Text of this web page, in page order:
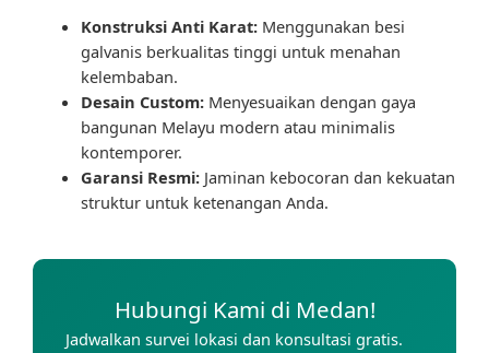
Konstruksi Anti Karat:Menggunakan besi
galvanis berkualitas tinggi untuk menahan
kelembaban.
Desain Custom:Menyesuaikan dengan gaya
bangunan Melayu modern atau minimalis
kontemporer.
Garansi Resmi:Jaminan kebocoran dan kekuatan
struktur untuk ketenangan Anda.
Hubungi Kami di Medan!
Jadwalkan survei lokasi dan konsultasi gratis.